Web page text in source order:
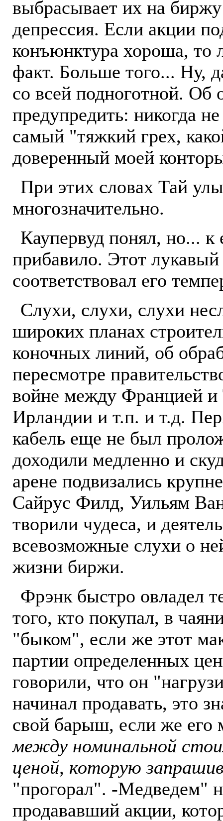
выбрасывает их на
депрессия. Если акции
конъюнктура хороша, то
факт. Больше того... Ну,
со всей подноготной. Об
предупредить: никогда
самый "тяжкий грех,
доверенный моей
При этих словах Тай
многозначительно.
Каупервуд понял, но... к
прибавило. Этот
соответствовал его
Слухи, слухи, слухи
широких планах
коночных линий, об
пересмотре
войне между Францией и
Ирландии и т.п. и т.д.
кабель еще не был
доходили медленно и
арене подвизались
Сайрус Филд, Уильям
творили чудеса, и
всевозможные слухи о
жизни биржи.
Фрэнк быстро овладел
того, кто покупал, в
"быком", если же этот
партии определенных
говорили, что он
начинал продавать, это
свой барыш, если же его
между номинальной
ценой, которую
"прогорал". -Медведем"
продававший акции,